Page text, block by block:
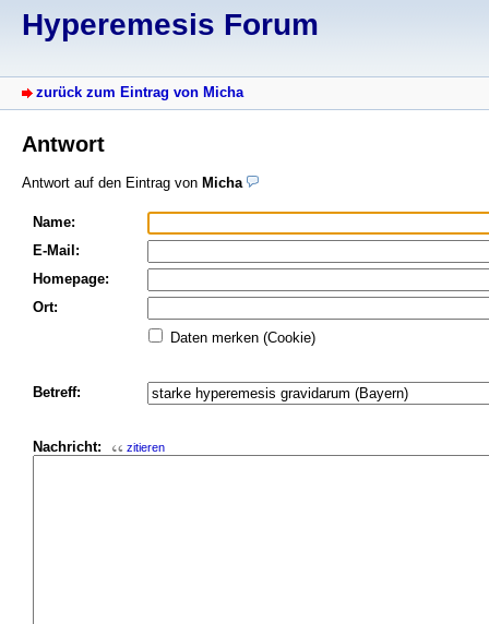
Hyperemesis Forum
zurück zum Eintrag von Micha
Antwort
Antwort auf den Eintrag von Micha
Name:
E-Mail:
Homepage:
Ort:
Daten merken (Cookie)
Betreff:
Nachricht: zitieren